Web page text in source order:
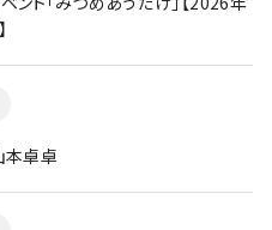
本卓卓